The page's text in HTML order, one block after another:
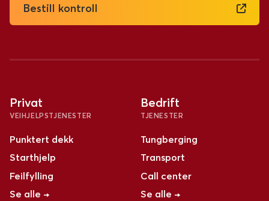
Bestill kontroll
Privat
VEIHJELPSTJENESTER
Punktert dekk
Starthjelp
Feilfylling
Se alle →
Bedrift
TJENESTER
Tungberging
Transport
Call center
Se alle →